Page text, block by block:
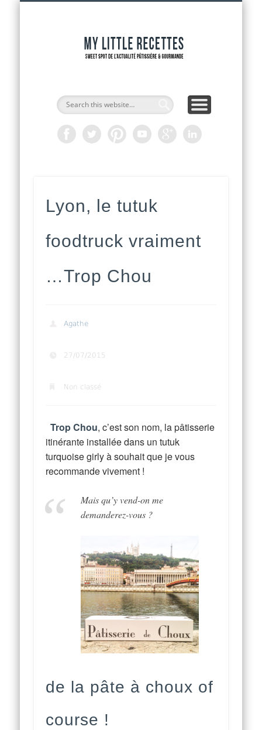
Lyon, le tutuk
foodtruck vraiment
…Trop Chou
Agathe
27/07/2015
Non classé
Trop Chou, c’est son nom, la pâtisserie
itinérante installée dans un tutuk
turquoise girly à souhait que je vous
recommande vivement !
Mais qu’y vend-on me
demanderez-vous ?
de la pâte à choux of
course !